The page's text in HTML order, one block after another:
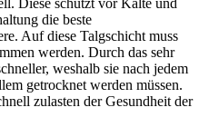
Diese schützt vor Kälte und
die beste
Auf diese Talgschicht muss
werden. Durch das sehr
weshalb sie nach jedem
getrocknet werden müssen.
zulasten der Gesundheit der